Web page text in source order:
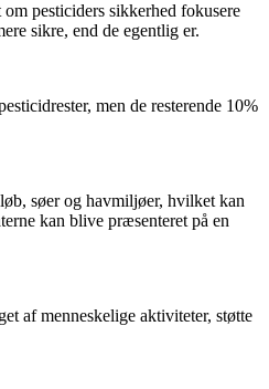
pesticiders sikkerhed fokusere
sikre, end de egentlig er.
men de resterende 10%
søer og havmiljøer, hvilket kan
kan blive præsenteret på en
af menneskelige aktiviteter, støtte